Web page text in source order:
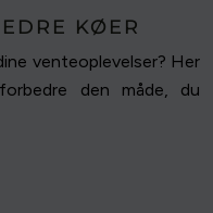
KØER
venteoplevelser? Her
den måde, du